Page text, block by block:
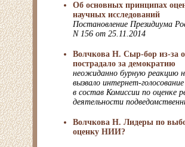
Об основных принципах
научных исследований
Постановление Президиума
N 156 от 25.11.2014
Волчкова Н. Сыр-бор из-за
пострадало за демократию
неожиданно бурную реакцию
вызвало интернет-
в состав Комиссии по оценке
деятельности
Волчкова Н. Лидеры по
оценку НИИ?